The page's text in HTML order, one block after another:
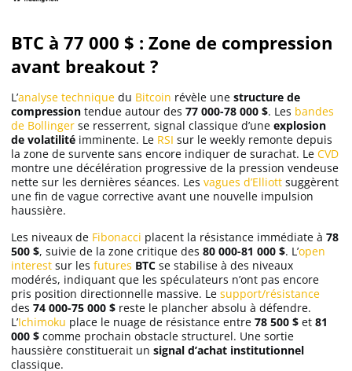
BTC à 77 000 $ : Zone de compression
avant breakout ?
L’analyse technique du Bitcoin révèle une structure de
compression tendue autour des 77 000-78 000 $. Les bandes
de Bollinger se resserrent, signal classique d’une explosion
de volatilité imminente. Le RSI sur le weekly remonte depuis
la zone de survente sans encore indiquer de surachat. Le CVD
montre une décélération progressive de la pression vendeuse
nette sur les dernières séances. Les vagues d’Elliott suggèrent
une fin de vague corrective avant une nouvelle impulsion
haussière.
Les niveaux de Fibonacci placent la résistance immédiate à 78
500 $, suivie de la zone critique des 80 000-81 000 $. L’open
interest sur les futures BTC se stabilise à des niveaux
modérés, indiquant que les spéculateurs n’ont pas encore
pris position directionnelle massive. Le support/résistance
des 74 000-75 000 $ reste le plancher absolu à défendre.
L’Ichimoku place le nuage de résistance entre 78 500 $ et 81
000 $ comme prochain obstacle structurel. Une sortie
haussière constituerait un signal d’achat institutionnel
classique.